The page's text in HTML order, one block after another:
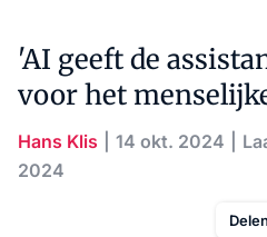
'AI geeft de
voor het
Hans Klis 14 okt. 2024
2024
Delen